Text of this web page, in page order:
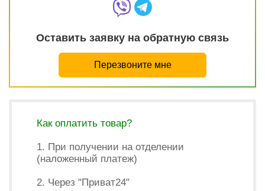
Оставить заявку на обратную связь
Перезвоните мне
Как оплатить товар?
1. При получении на отделении
(наложенный платеж)
2. Через "Приват24"